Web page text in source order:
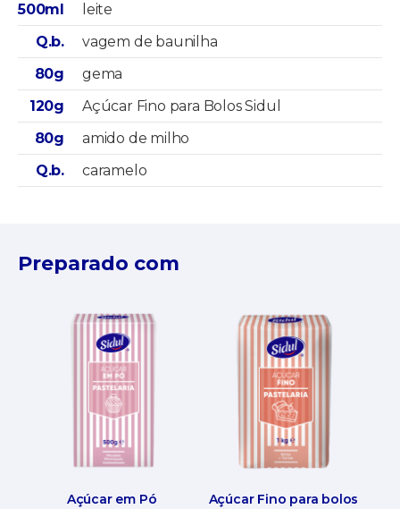
500ml
leite
Q.b.
vagem de baunilha
80g
gema
120g
Açúcar Fino para Bolos Sidul
80g
amido de milho
Q.b.
caramelo
Preparado com
Açúcar em Pó Açúcar Fino para bolos